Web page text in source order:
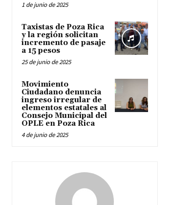
1 de junio de 2025
Taxistas de Poza Rica
y la región solicitan
incremento de pasaje
a 15 pesos
25 de junio de 2025
Movimiento
Ciudadano denuncia
ingreso irregular de
elementos estatales al
Consejo Municipal del
OPLE en Poza Rica
4 de junio de 2025